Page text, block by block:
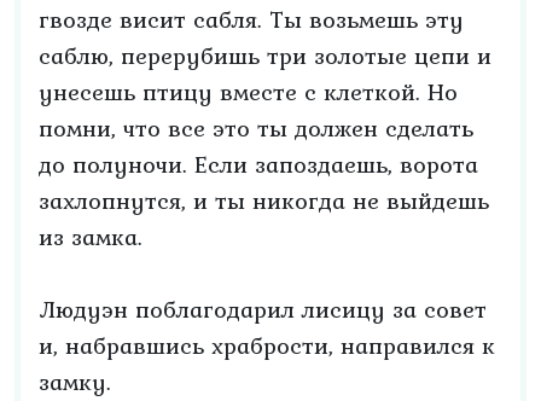
гвозде висит сабля. Ты возьмешь эту
саблю, перерубишь три золотые цепи и
унесешь птицу вместе с клеткой. Но
помни, что все это ты должен сделать
до полуночи. Если запоздаешь, ворота
захлопнутся, и ты никогда не выйдешь
из замка.
Людуэн поблагодарил лисицу за совет
и, набравшись храбрости, направился к
замку.